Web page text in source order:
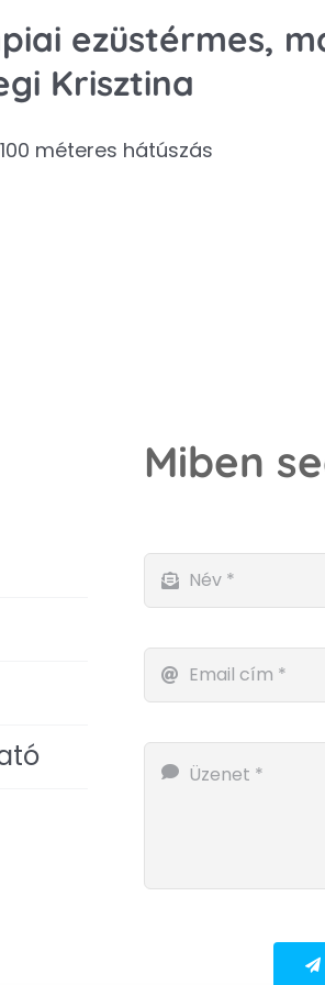
ezüstérmes,
Krisztina
méteres hátúszás
Miben